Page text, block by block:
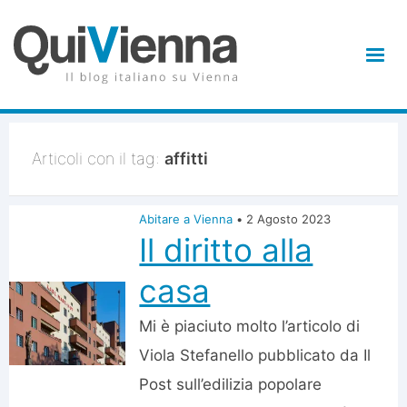
Articoli con il tag: affitti
Abitare a Vienna • 2 Agosto 2023
Il diritto alla
casa
Mi è piaciuto molto l’articolo di
Viola Stefanello pubblicato da Il
Post sull’edilizia popolare